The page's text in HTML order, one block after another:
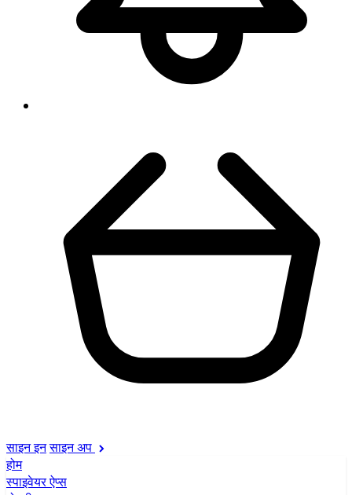
साइन इनसाइन अप
होम
स्पाइवेयर ऐप्स